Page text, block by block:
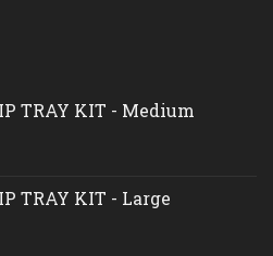
TRAY KIT - Medium
TRAY KIT - Large